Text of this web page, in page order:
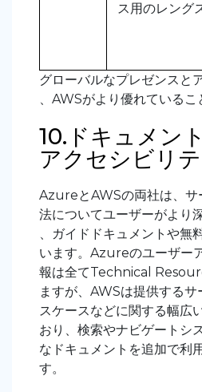
ス用のレング
グローバルなプレゼンスと
、AWSがより優れているこ
10.ドキュメン
アクセシビリ
AzureとAWSの両社は、サ
法についてユーザーがより
、ガイドドキュメントや無
います。Azureのユーザー
報は全てTechnical
ますが、AWSは提供する
スケースなどに関する幅広
おり、検索やナビゲートシ
なドキュメントを追加で利
す。